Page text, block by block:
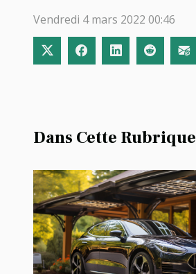
Vendredi 4 mars 2022 00:46
Dans Cette Rubrique